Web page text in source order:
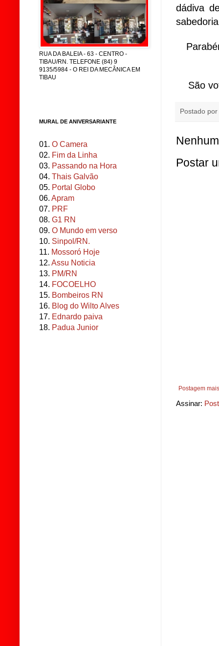
dádiva
São
Postado por
Postar
Postagem
Assinar:
RUA DA BALEIA - 63 - CENTRO -
TIBAU/RN. TELEFONE (84) 9
9135/5984 - O REI DA MECÂNICA EM
TIBAU
MURAL DE ANIVERSARIANTE
01. O Camera
02. Fim da Linha
03. Passando na Hora
04. Thais Galvão
05. Portal Globo
06. Apram
07. PRF
08. G1 RN
09. O Mundo em verso
10. Sinpol/RN.
11. Mossoró Hoje
12. Assu Noticia
13. PM/RN
14. FOCOELHO
15. Bombeiros RN
16. Blog do Wilto Alves
17. Ednardo paiva
18. Padua Junior